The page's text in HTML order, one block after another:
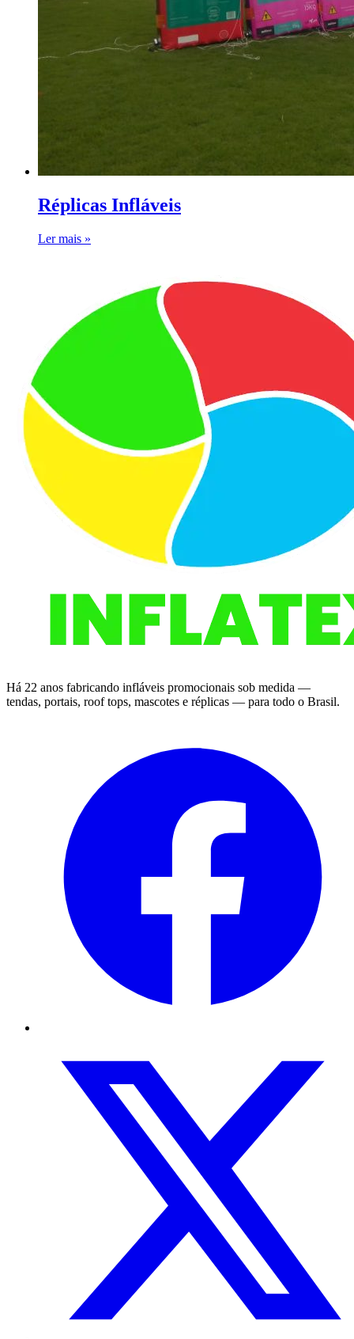
Réplicas Infláveis
Ler mais »
Há 22 anos fabricando infláveis promocionais sob medida —
tendas, portais, roof tops, mascotes e réplicas — para todo o Brasil.